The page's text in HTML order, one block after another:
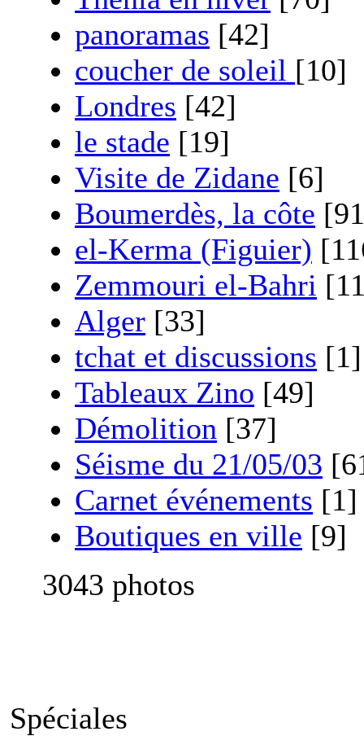
panoramas [42]
coucher de soleil [10]
Londres [42]
le stade [19]
Visite de Zidane [6]
Boumerdès, la côte
el-Kerma (Figuier)
Zemmouri el-Bahri
Alger [33]
tchat et discussions [1]
Tableaux Zino [49]
Démolition [37]
Séisme du 21/05/03
Carnet événements [1]
Boutiques en ville [9]
3043 photos
Spéciales